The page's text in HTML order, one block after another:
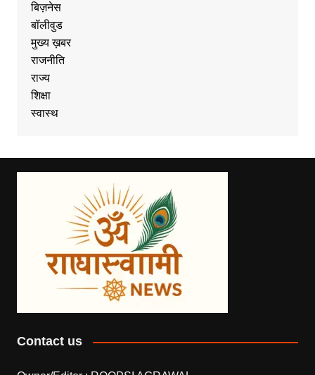
बिज़नेस
बॉलीवुड
मुख्य ख़बर
राजनीति
राज्य
शिक्षा
स्वास्थ
Contact us